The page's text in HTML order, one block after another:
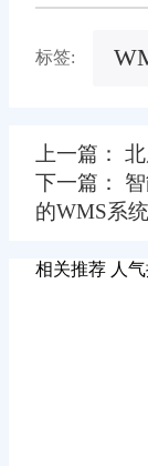
标签:
上一篇：
下一篇：
的WMS系
相关推荐 人